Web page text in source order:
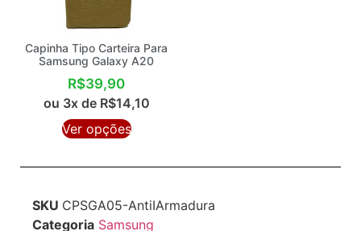
Capinha Tipo Carteira Para
Samsung Galaxy A20
R$39,90
ou 3x de R$14,10
Ver opções
SKU CPSGA05-AntiIArmadura
Categoria Samsung